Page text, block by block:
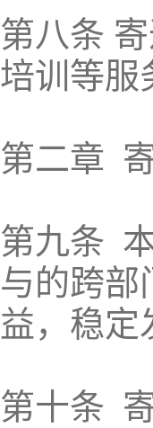
第八条
培训等服
第二章
第九条
与的跨部
益，稳定
第十条